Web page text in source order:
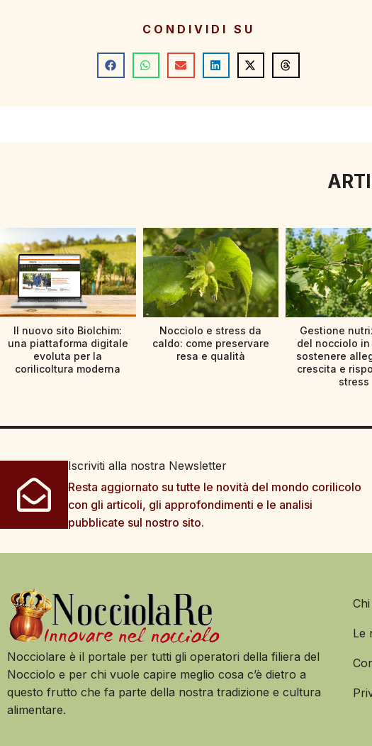
CONDIVIDI SU
Il nuovo sito Biolchim:
una piattaforma digitale
evoluta per la
corilicoltura moderna
Nocciolo e stress da
caldo: come preservare
resa e qualità
Gestione
del nocciolo
sostenere
crescita e
stress
Iscriviti alla nostra Newsletter
Resta aggiornato su tutte le novità del mondo corilicolo
con gli articoli, gli approfondimenti e le analisi
pubblicate sul nostro sito.
Nocciolare è il portale per tutti gli operatori della filiera del
Nocciolo e per chi vuole capire meglio cosa c’è dietro a
questo frutto che fa parte della nostra tradizione e cultura
alimentare.
Le